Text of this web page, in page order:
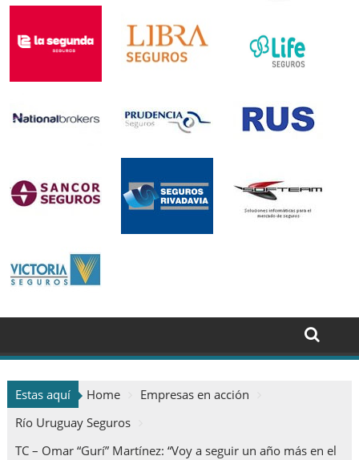
Estas aquí Home
Empresas en acción
Río Uruguay Seguros
TC – Omar “Gurí” Martínez: “Voy a seguir un año más en el